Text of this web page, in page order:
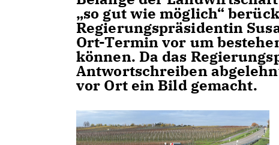
so gut wie möglich“
Regierungspräsidentin
Ort-Termin vor um
können. Da das
Antwortschreiben
vor Ort ein Bild gemacht.